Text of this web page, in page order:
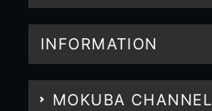
INFORMATION
MOKUBA CHANNEL